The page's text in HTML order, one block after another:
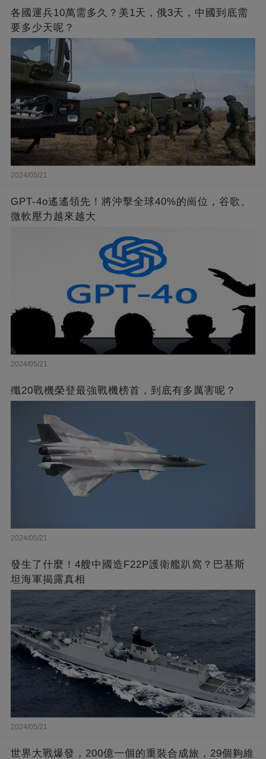
各國運兵10萬需多久？美1天，俄3天，中國到底需
要多少天呢？
2024/05/21
GPT-4o遙遙領先！將沖擊全球40%的崗位，谷歌、
微軟壓力越來越大
2024/05/21
殲20戰機榮登最強戰機榜首，到底有多厲害呢？
2024/05/21
發生了什麼！4艘中國造F22P護衛艦趴窩？巴基斯
坦海軍揭露真相
2024/05/21
世界大戰爆發，200億一個的重裝合成旅，29個夠維